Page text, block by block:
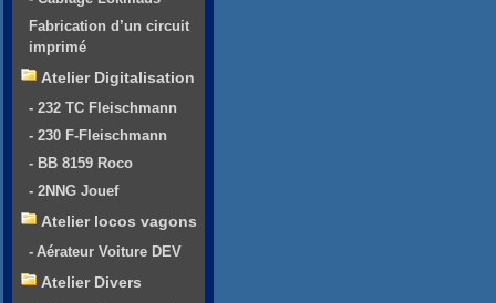
Fabrication d’un circuit
imprimé
Atelier Digitalisation
- 232 TC Fleischmann
- 230 F-Fleischmann
- BB 8159 Roco
- 2NNG Jouef
Atelier locos vagons
- Aérateur Voiture DEV
Atelier Divers